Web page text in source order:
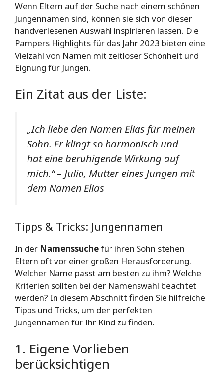
Wenn Eltern auf der Suche nach einem schönen
Jungennamen sind, können sie sich von dieser
handverlesenen Auswahl inspirieren lassen. Die
Pampers Highlights für das Jahr 2023 bieten eine
Vielzahl von Namen mit zeitloser Schönheit und
Eignung für Jungen.
Ein Zitat aus der Liste:
„Ich liebe den Namen Elias für meinen
Sohn. Er klingt so harmonisch und
hat eine beruhigende Wirkung auf
mich.“ – Julia, Mutter eines Jungen mit
dem Namen Elias
Tipps & Tricks: Jungennamen
In der Namenssuchefür ihren Sohn stehen
Eltern oft vor einer großen Herausforderung.
Welcher Name passt am besten zu ihm? Welche
Kriterien sollten bei der Namenswahl beachtet
werden? In diesem Abschnitt finden Sie hilfreiche
Tipps und Tricks, um den perfekten
Jungennamen für Ihr Kind zu finden.
1. Eigene Vorlieben
berücksichtigen